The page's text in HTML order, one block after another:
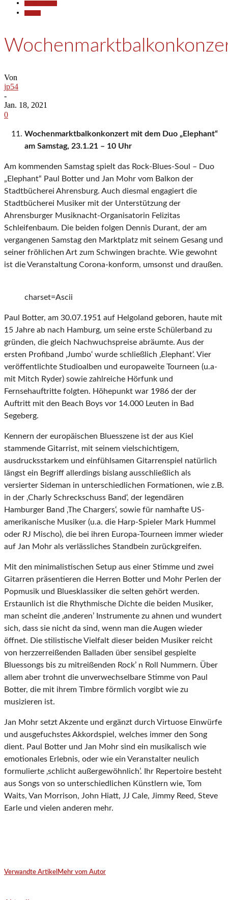
Von
jp54
-
Jan. 18, 2021
0
Wochenmarktbalkonkonzert mit dem Duo „Elephant“
am Samstag, 23.1.21 – 10 Uhr
Am kommenden Samstag spielt das Rock-Blues-Soul – Duo
„Elephant“ Paul Botter und Jan Mohr vom Balkon der
Stadtbücherei Ahrensburg. Auch diesmal engagiert die
Stadtbücherei Musiker mit der Unterstützung der
Ahrensburger Musiknacht-Organisatorin Felizitas
Schleifenbaum. Die beiden folgen Dennis Durant, der am
vergangenen Samstag den Marktplatz mit seinem Gesang und
seiner fröhlichen Art zum Schwingen brachte. Wie gewohnt
ist die Veranstaltung Corona-konform, umsonst und draußen.
charset=Ascii
Paul Botter, am 30.07.1951 auf Helgoland geboren, haute mit
15 Jahre ab nach Hamburg, um seine erste Schülerband zu
gründen, die gleich Nachwuchspreise abräumte. Aus der
ersten Profiband ‚Jumbo‘ wurde schließlich ‚Elephant‘. Vier
veröffentlichte Studioalben und europaweite Tourneen (u.a-
mit Mitch Ryder) sowie zahlreiche Hörfunk und
Fernsehauftritte folgten. Höhepunkt war 1986 der der
Auftritt mit den Beach Boys vor 14.000 Leuten in Bad
Segeberg.
Kennern der europäischen Bluesszene ist der aus Kiel
stammende Gitarrist, mit seinem vielschichtigem,
ausdrucksstarkem und einfühlsamen Gitarrenspiel natürlich
längst ein Begriff allerdings bislang ausschließlich als
versierter Sideman in unterschiedlichen Formationen, wie z.B.
in der ‚Charly Schreckschuss Band‘, der legendären
Hamburger Band ‚The Chargers‘, sowie für namhafte US-
amerikanische Musiker (u.a. die Harp-Spieler Mark Hummel
oder RJ Mischo), die bei ihren Europa-Tourneen immer wieder
auf Jan Mohr als verlässliches Standbein zurückgreifen.
Mit den minimalistischen Setup aus einer Stimme und zwei
Gitarren präsentieren die Herren Botter und Mohr Perlen der
Popmusik und Bluesklassiker die selten gehört werden.
Erstaunlich ist die Rhythmische Dichte die beiden Musiker,
man scheint die ‚anderen’ Instrumente zu ahnen und wundert
sich, dass sie nicht da sind, wenn man die Augen wieder
öffnet. Die stilistische Vielfalt dieser beiden Musiker reicht
von herzzerreißenden Balladen über sensibel gespielte
Bluessongs bis zu mitreißenden Rock’ n Roll Nummern. Über
allem aber trohnt die unverwechselbare Stimme von Paul
Botter, die mit ihrem Timbre förmlich vorgibt wie zu
musizieren ist.
Jan Mohr setzt Akzente und ergänzt durch Virtuose Einwürfe
und ausgefuchstes Akkordspiel, welches immer den Song
dient. Paul Botter und Jan Mohr sind ein musikalisch wie
emotionales Erlebnis, oder wie ein Veranstalter neulich
formulierte ‚schlicht außergewöhnlich’. Ihr Repertoire besteht
aus Songs von so unterschiedlichen Künstlern wie, Tom
Waits, Van Morrison, John Hiatt, JJ Cale, Jimmy Reed, Steve
Earle und vielen anderen mehr.
Verwandte Artikel Mehr vom Autor